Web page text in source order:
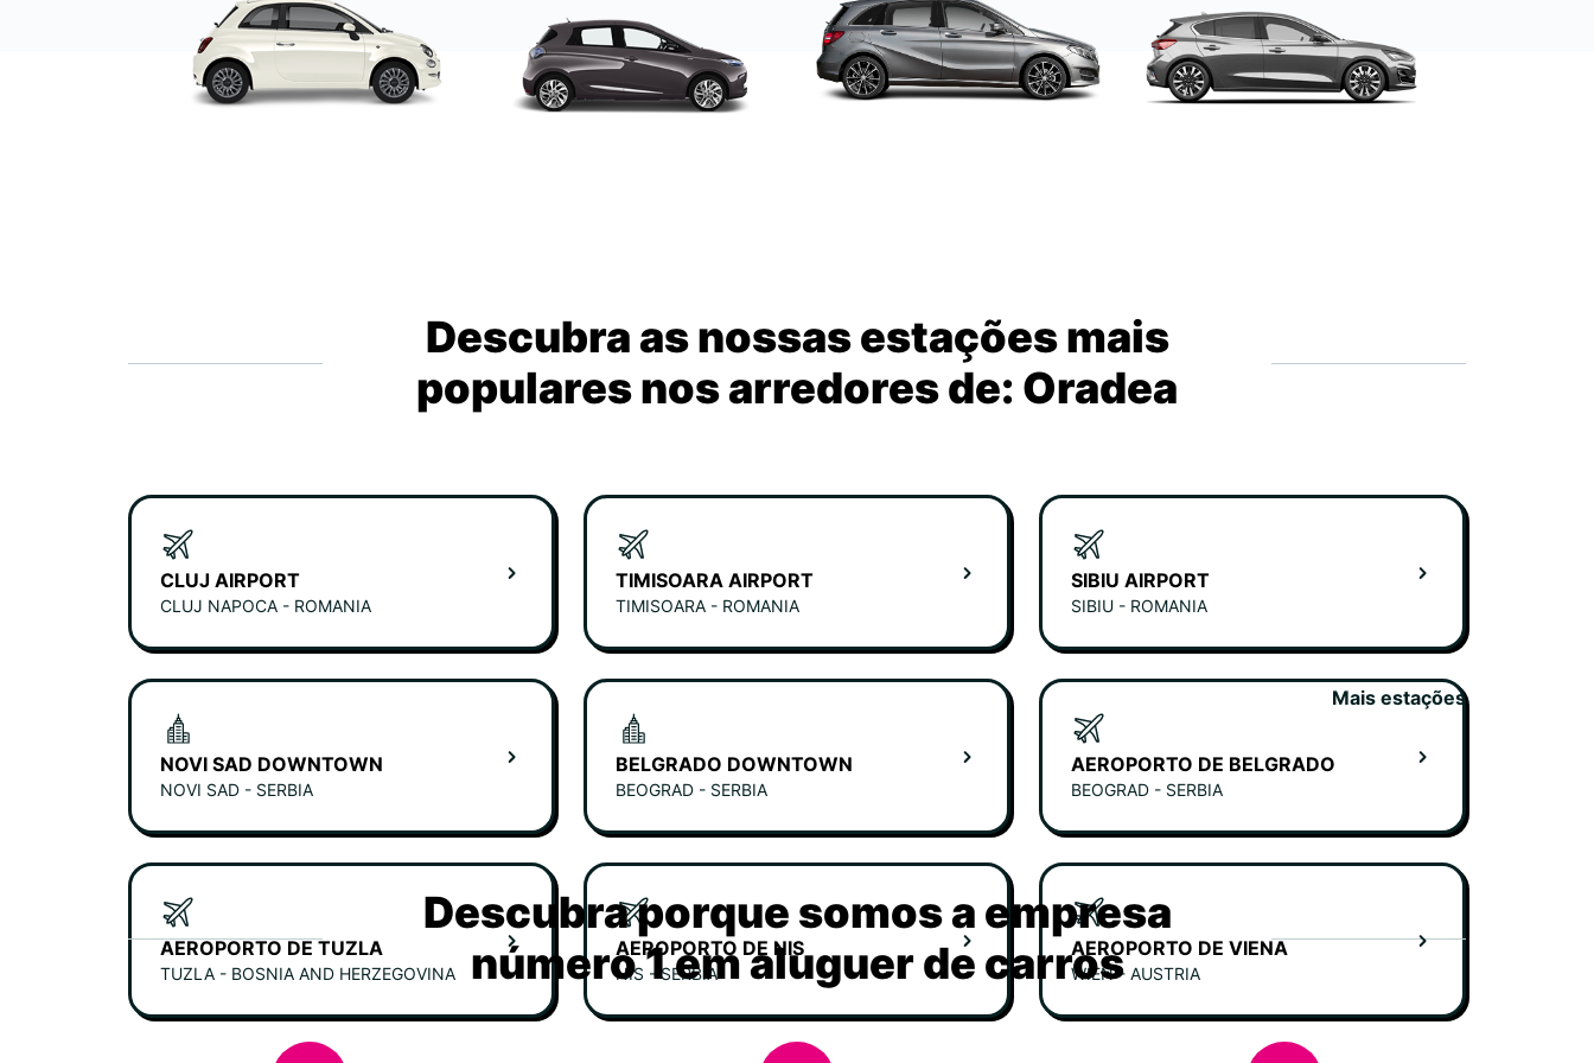
Descubra as nossas estações mais
populares nos arredores de: Oradea
CLUJ AIRPORT
CLUJ NAPOCA - ROMANIA
TIMISOARA AIRPORT
TIMISOARA - ROMANIA
SIBIU AIRPORT
SIBIU - ROMANIA
NOVI SAD DOWNTOWN
NOVI SAD - SERBIA
BELGRADO DOWNTOWN
BEOGRAD - SERBIA
AEROPORTO DE BELGRADO
BEOGRAD - SERBIA
AEROPORTO DE TUZLA
TUZLA - BOSNIA AND HERZEGOVINA
AEROPORTO DE NIS
NIS - SERBIA
AEROPORTO DE VIENA
WIEN - AUSTRIA
Mais estações
Descubra porque somos a empresa
número 1 em aluguer de carros